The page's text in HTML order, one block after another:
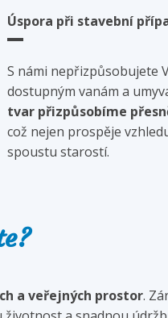
Úspora při stavební
S námi nepřizpůsobujete
dostupným vanám a
tvar přizpůsobíme
což nejen prospěje
spoustu starostí.
a veřejných prostor.